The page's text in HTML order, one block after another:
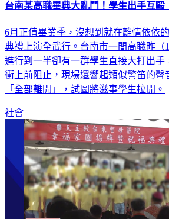
台南某高職畢典大亂鬥！學生出手互
6月正值畢業季，沒想到就在離情依依
典禮上演全武行。台南市一間高職昨（
進行到一半卻有一群學生直接大打出手
衝上前阻止，現場還響起類似警笛的聲
「全部離開」，試圖將滋事學生拉開。
社會